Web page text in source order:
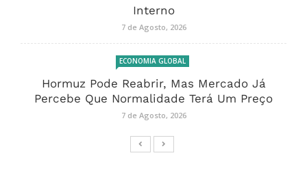
Interno
7 de Agosto, 2026
ECONOMIA GLOBAL
Hormuz Pode Reabrir, Mas Mercado Já
Percebe Que Normalidade Terá Um Preço
7 de Agosto, 2026